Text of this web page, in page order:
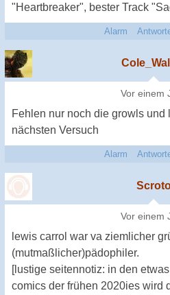
"Heartbreaker", bester Track
Alarm
Vor einem
Fehlen nur noch die growls und
nächsten Versuch
Alarm
Vor einem
lewis carrol war va ziemlicher
(mutmaßlicher)pädophiler.
[lustige seitennotiz: in den
comics der frühen 2020ies wird